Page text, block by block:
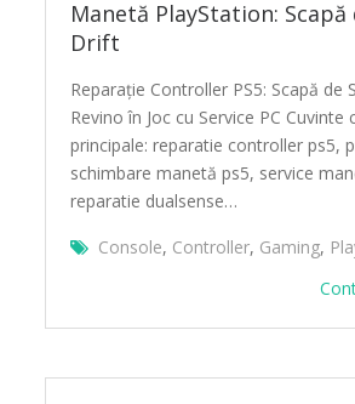
Manetă PlayStation: Scapă
Drift
Reparație Controller PS5: Scapă de
Revino în Joc cu Service PC Cuvinte
principale: reparatie controller ps5,
schimbare manetă ps5, service
reparatie dualsense…
Console, Controller, Gaming,